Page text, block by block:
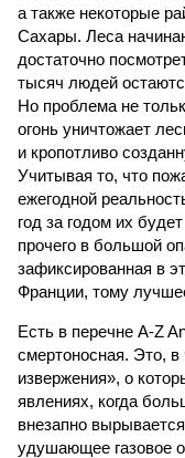
а также некоторые
Сахары. Леса
достаточно
тысяч людей
Но проблема не
огонь уничтожает
и кропотливо
Учитывая то, что
ежегодной
год за годом их
прочего в большой
зафиксированная в
Франции, тому
Есть в перечне A-Z
смертоносная. Это, в
извержения», о
явлениях, когда
внезапно
удушающее газовое